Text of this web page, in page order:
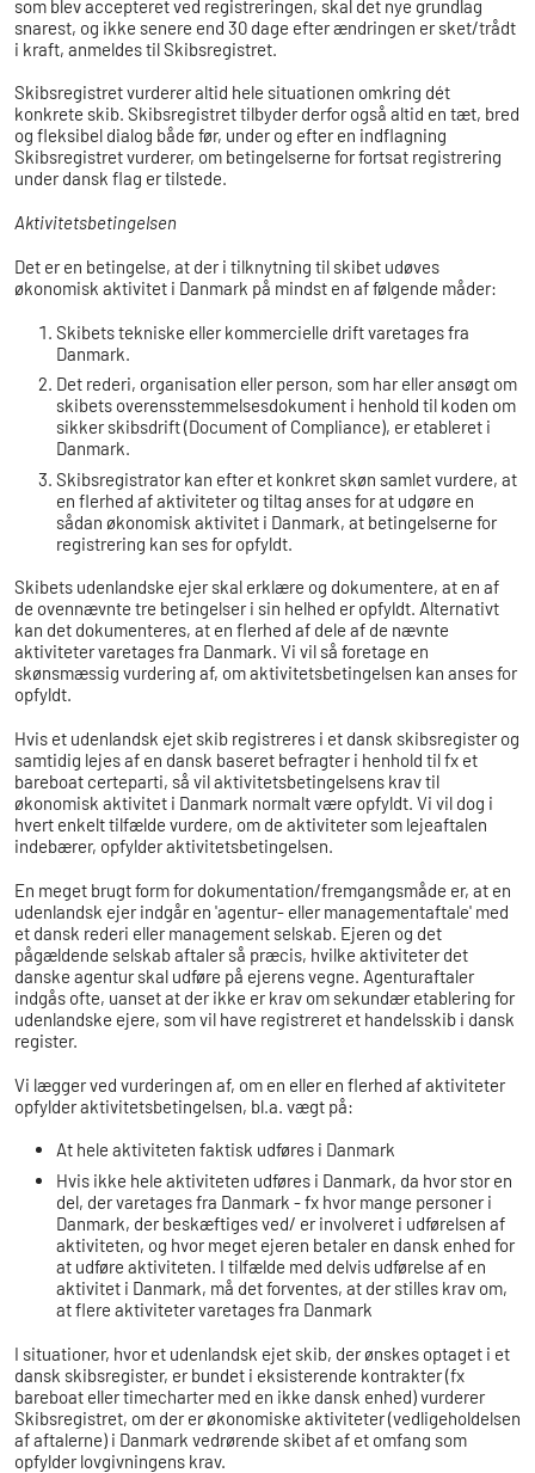
som blev accepteret ved registreringen, skal det nye grundlag
snarest, og ikke senere end 30 dage efter ændringen er sket/trådt
i kraft, anmeldes til Skibsregistret.
Skibsregistret vurderer altid hele situationen omkring dét
konkrete skib. Skibsregistret tilbyder derfor også altid en tæt, bred
og fleksibel dialog både før, under og efter en indflagning
Skibsregistret vurderer, om betingelserne for fortsat registrering
under dansk flag er tilstede.
Aktivitetsbetingelsen
Det er en betingelse, at der i tilknytning til skibet udøves
økonomisk aktivitet i Danmark på mindst en af følgende måder:
Skibets tekniske eller kommercielle drift varetages fra
Danmark.
Det rederi, organisation eller person, som har eller ansøgt om
skibets overensstemmelsesdokument i henhold til koden om
sikker skibsdrift (Document of Compliance), er etableret i
Danmark.
Skibsregistrator kan efter et konkret skøn samlet vurdere, at
en flerhed af aktiviteter og tiltag anses for at udgøre en
sådan økonomisk aktivitet i Danmark, at betingelserne for
registrering kan ses for opfyldt.
Skibets udenlandske ejer skal erklære og dokumentere, at en af
de ovennævnte tre betingelser i sin helhed er opfyldt. Alternativt
kan det dokumenteres, at en flerhed af dele af de nævnte
aktiviteter varetages fra Danmark. Vi vil så foretage en
skønsmæssig vurdering af, om aktivitetsbetingelsen kan anses for
opfyldt.
Hvis et udenlandsk ejet skib registreres i et dansk skibsregister og
samtidig lejes af en dansk baseret befragter i henhold til fx et
bareboat certeparti, så vil aktivitetsbetingelsens krav til
økonomisk aktivitet i Danmark normalt være opfyldt. Vi vil dog i
hvert enkelt tilfælde vurdere, om de aktiviteter som lejeaftalen
indebærer, opfylder aktivitetsbetingelsen.
En meget brugt form for dokumentation/fremgangsmåde er, at en
udenlandsk ejer indgår en 'agentur- eller managementaftale' med
et dansk rederi eller management selskab. Ejeren og det
pågældende selskab aftaler så præcis, hvilke aktiviteter det
danske agentur skal udføre på ejerens vegne. Agenturaftaler
indgås ofte, uanset at der ikke er krav om sekundær etablering for
udenlandske ejere, som vil have registreret et handelsskib i dansk
register.
Vi lægger ved vurderingen af, om en eller en flerhed af aktiviteter
opfylder aktivitetsbetingelsen, bl.a. vægt på:
At hele aktiviteten faktisk udføres i Danmark
Hvis ikke hele aktiviteten udføres i Danmark, da hvor stor en
del, der varetages fra Danmark - fx hvor mange personer i
Danmark, der beskæftiges ved/ er involveret i udførelsen af
aktiviteten, og hvor meget ejeren betaler en dansk enhed for
at udføre aktiviteten. I tilfælde med delvis udførelse af en
aktivitet i Danmark, må det forventes, at der stilles krav om,
at flere aktiviteter varetages fra Danmark
I situationer, hvor et udenlandsk ejet skib, der ønskes optaget i et
dansk skibsregister, er bundet i eksisterende kontrakter (fx
bareboat eller timecharter med en ikke dansk enhed) vurderer
Skibsregistret, om der er økonomiske aktiviteter (vedligeholdelsen
af aftalerne) i Danmark vedrørende skibet af et omfang som
opfylder lovgivningens krav.